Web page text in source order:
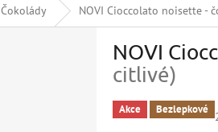
Čokolády NOVI Cioccolato noisette -
NOVI
citlivé)
Akce Bezlepkové